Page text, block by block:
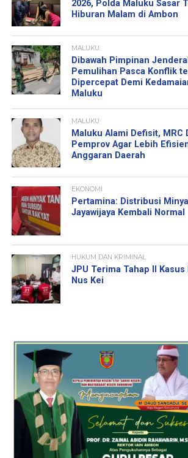
2026, Polda Maluku Sasar
Hiburan Malam di Ambon
MALUKU
Dibawah Pimpinan
Pemulihan Pasca Konflik
Dipercepat Demi
Maluku
MALUKU
Maluku Alami Defisit, MRC
Pemprov Agar Lebih
Anggaran Daerah
EKONOMI
Pertamina: Distribusi
Jayawijaya Kembali Normal
HUKUM DAN KRIMINAL
JPU Terima Tahap II
Nus Kei